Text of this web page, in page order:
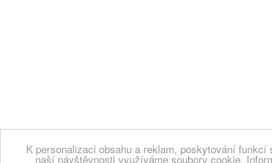
K personalizaci obsahu a reklam, poskytování
naší návštěvnosti využíváme soubory cookie.